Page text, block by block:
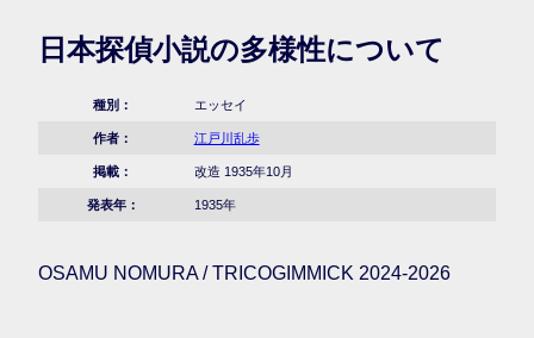
日本探偵小説の多様性について
種別： エッセイ
作者： 江戸川乱歩
掲載： 改造 1935年10月
発表年： 1935年
OSAMU NOMURA / TRICOGIMMICK 2024-2026